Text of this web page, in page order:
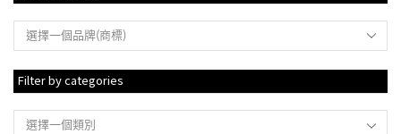
選擇一個品牌(商標)
Filter by categories
選擇一個類別